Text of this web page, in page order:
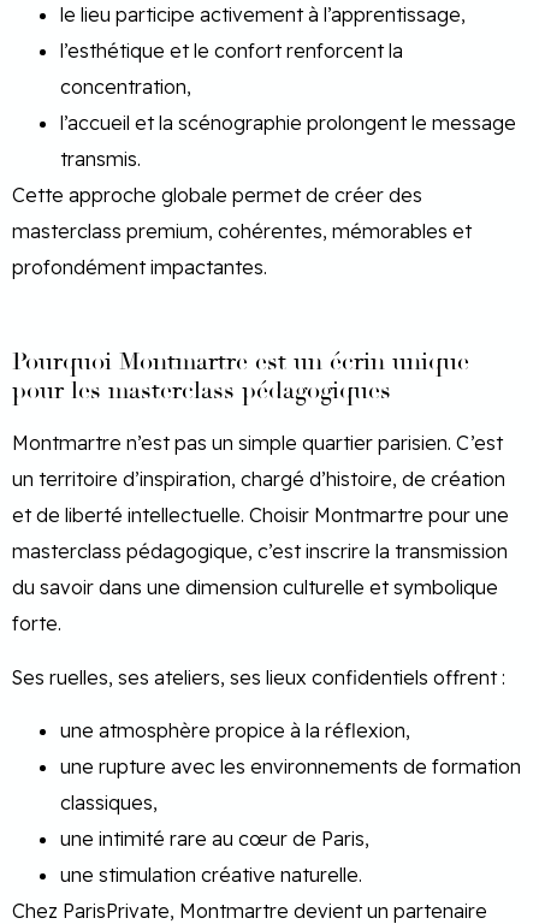
le lieu participe activement à l’apprentissage,
l’esthétique et le confort renforcent la
concentration,
l’accueil et la scénographie prolongent le message
transmis.
Cette approche globale permet de créer des
masterclass premium, cohérentes, mémorables et
profondément impactantes.
Pourquoi Montmartre est un écrin unique
pour les masterclass pédagogiques
Montmartre n’est pas un simple quartier parisien. C’est
un territoire d’inspiration, chargé d’histoire, de création
et de liberté intellectuelle. Choisir Montmartre pour une
masterclass pédagogique, c’est inscrire la transmission
du savoir dans une dimension culturelle et symbolique
forte.
Ses ruelles, ses ateliers, ses lieux confidentiels offrent :
une atmosphère propice à la réflexion,
une rupture avec les environnements de formation
classiques,
une intimité rare au cœur de Paris,
une stimulation créative naturelle.
Chez ParisPrivate, Montmartre devient un partenaire